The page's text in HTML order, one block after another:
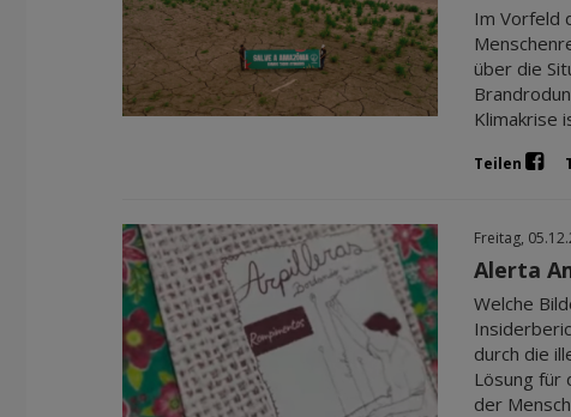
Im Vorfeld
über die
Klimakrise
Teilen
Freitag,
Alerta
Welche
durch die
Lösung für
der